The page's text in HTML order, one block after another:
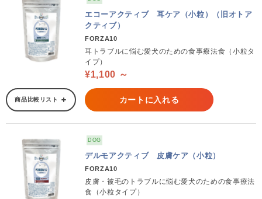
エコーアクティブ 耳ケア（小粒）（旧オトア
クティブ）
FORZA10
耳トラブルに悩む愛犬のための食事療法食（小粒タ
イプ）
¥1,100 ～
商品比較リスト カートに入れる
DOG
デルモアクティブ 皮膚ケア（小粒）
FORZA10
皮膚・被毛のトラブルに悩む愛犬のための食事療法
食（小粒タイプ）